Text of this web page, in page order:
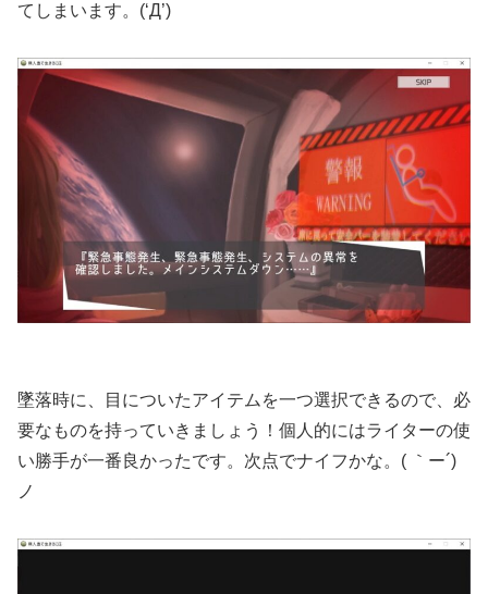
てしまいます。(‘Д’)
墜落時に、目についたアイテムを一つ選択できるので、必
要なものを持っていきましょう！個人的にはライターの使
い勝手が一番良かったです。次点でナイフかな。( ｀ー´)
ノ